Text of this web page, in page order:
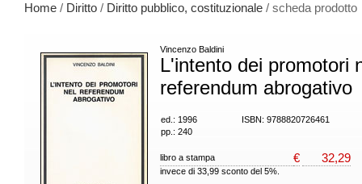
Home / Diritto / Diritto pubblico, costituzionale / scheda prodotto
Vincenzo Baldini
L'intento dei promotori
referendum abrogativo
ed.: 1996
ISBN: 9788820726461
pp.: 240
libro a stampa € 32,29
invece di 33,99 sconto del 5%.